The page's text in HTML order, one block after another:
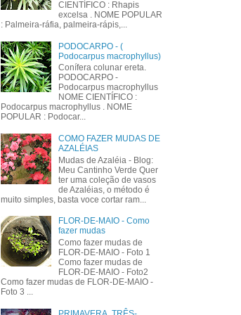
CIENTÍFICO : Rhapis
excelsa . NOME POPULAR
: Palmeira-ráfia, palmeira-rápis,...
PODOCARPO - (
Podocarpus macrophyllus)
Conífera colunar ereta.
PODOCARPO -
Podocarpus macrophyllus
NOME CIENTÍFICO :
Podocarpus macrophyllus . NOME
POPULAR : Podocar...
COMO FAZER MUDAS DE
AZALÉIAS
Mudas de Azaléia - Blog:
Meu Cantinho Verde Quer
ter uma coleção de vasos
de Azaléias, o método é
muito simples, basta voce cortar ram...
FLOR-DE-MAIO - Como
fazer mudas
Como fazer mudas de
FLOR-DE-MAIO - Foto 1
Como fazer mudas de
FLOR-DE-MAIO - Foto2
Como fazer mudas de FLOR-DE-MAIO -
Foto 3 ...